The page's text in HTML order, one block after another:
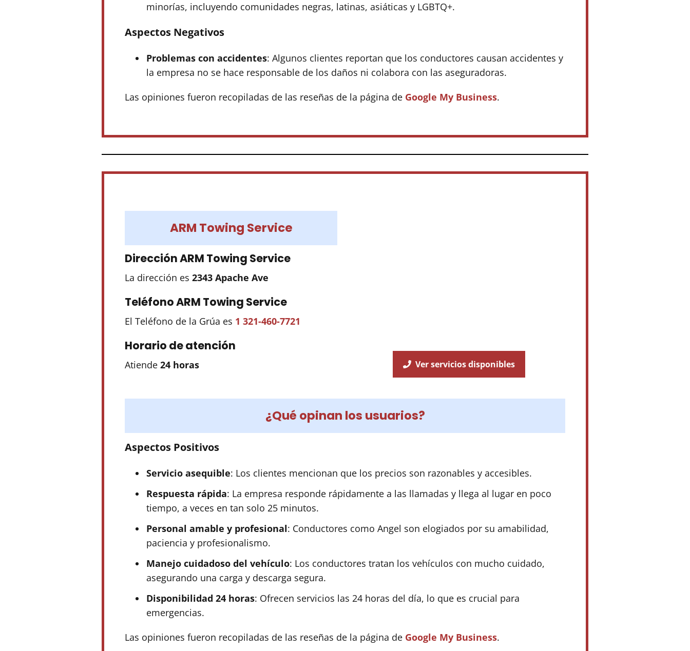
minorías, incluyendo comunidades negras, latinas, asiáticas y LGBTQ+.
Aspectos Negativos
Problemas con accidentes: Algunos clientes reportan que los conductores causan accidentes y
la empresa no se hace responsable de los daños ni colabora con las aseguradoras.
Las opiniones fueron recopiladas de las reseñas de la página de Google My Business.
ARM Towing Service
Dirección ARM Towing Service
La dirección es 2343 Apache Ave
Teléfono ARM Towing Service
El Teléfono de la Grúa es 1 321-460-7721
Horario de atención
Atiende 24 horas Ver servicios disponibles
¿Qué opinan los usuarios?
Aspectos Positivos
Servicio asequible: Los clientes mencionan que los precios son razonables y accesibles.
Respuesta rápida: La empresa responde rápidamente a las llamadas y llega al lugar en poco
tiempo, a veces en tan solo 25 minutos.
Personal amable y profesional: Conductores como Angel son elogiados por su amabilidad,
paciencia y profesionalismo.
Manejo cuidadoso del vehículo: Los conductores tratan los vehículos con mucho cuidado,
asegurando una carga y descarga segura.
Disponibilidad 24 horas: Ofrecen servicios las 24 horas del día, lo que es crucial para
emergencias.
Las opiniones fueron recopiladas de las reseñas de la página de Google My Business.